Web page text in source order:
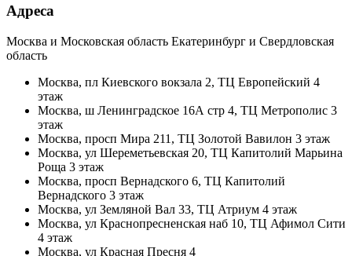
Адреса
Москва и Московская область Екатеринбург и Свердловская
область
Москва, пл Киевского вокзала 2, ТЦ Европейский 4
этаж
Москва, ш Ленинградское 16А стр 4, ТЦ Метрополис 3
этаж
Москва, просп Мира 211, ТЦ Золотой Вавилон 3 этаж
Москва, ул Шереметьевская 20, ТЦ Капитолий Марьина
Роща 3 этаж
Москва, просп Вернадского 6, ТЦ Капитолий
Вернадского 3 этаж
Москва, ул Земляной Вал 33, ТЦ Атриум 4 этаж
Москва, ул Краснопресненская наб 10, ТЦ Афимол Сити
4 этаж
Москва, ул Красная Пресня 4